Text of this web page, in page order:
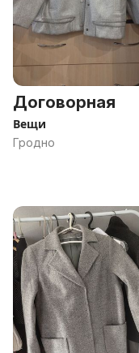
Договорная
Вещи
Гродно